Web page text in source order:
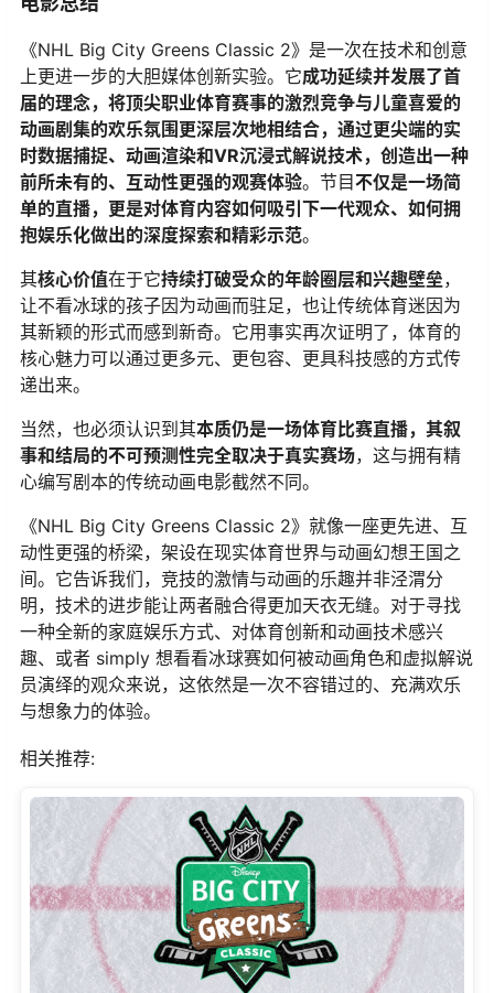
《NHL Big City Greens Classic 2》是一次在技术和创意
上更进一步的大胆媒体创新实验。它​​成功延续并发展了首
届的理念，将顶尖职业体育赛事的激烈竞争与儿童喜爱的
动画剧集的欢乐氛围更深层次地相结合，通过更尖端的实
时数据捕捉、动画渲染和VR沉浸式解说技术，创造出一种
前所未有的、互动性更强的观赛体验​​。节目​​不仅是一场简
单的直播，更是对体育内容如何吸引下一代观众、如何拥
抱娱乐化做出的深度探索和精彩示范​​。
其​​核心价值​​在于它​​持续打破受众的年龄圈层和兴趣壁垒​​，
让不看冰球的孩子因为动画而驻足，也让传统体育迷因为
其新颖的形式而感到新奇。它用事实再次证明了，体育的
核心魅力可以通过更多元、更包容、更具科技感的方式传
递出来。
当然，也必须认识到其​​本质仍是一场体育比赛直播，其叙
事和结局的不可预测性完全取决于真实赛场​​，这与拥有精
心编写剧本的传统动画电影截然不同。
《NHL Big City Greens Classic 2》就像一座更先进、互
动性更强的桥梁，架设在现实体育世界与动画幻想王国之
间。它告诉我们，竞技的激情与动画的乐趣并非泾渭分
明，技术的进步能让两者融合得更加天衣无缝。对于寻找
一种全新的家庭娱乐方式、对体育创新和动画技术感兴
趣、或者 simply 想看看冰球赛如何被动画角色和虚拟解说
员演绎的观众来说，这依然是一次不容错过的、充满欢乐
与想象力的体验。
相关推荐: